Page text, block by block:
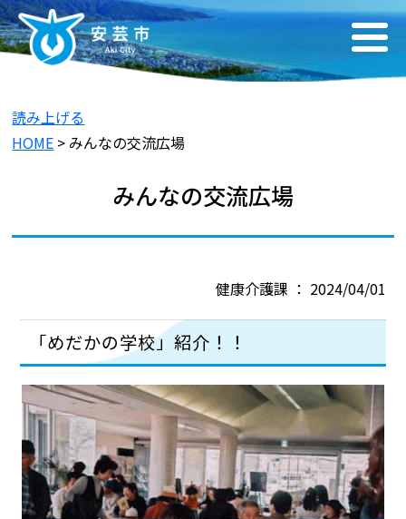
読み上げる
HOME > みんなの交流広場
みんなの交流広場
健康介護課 ： 2024/04/01
「めだかの学校」紹介！！